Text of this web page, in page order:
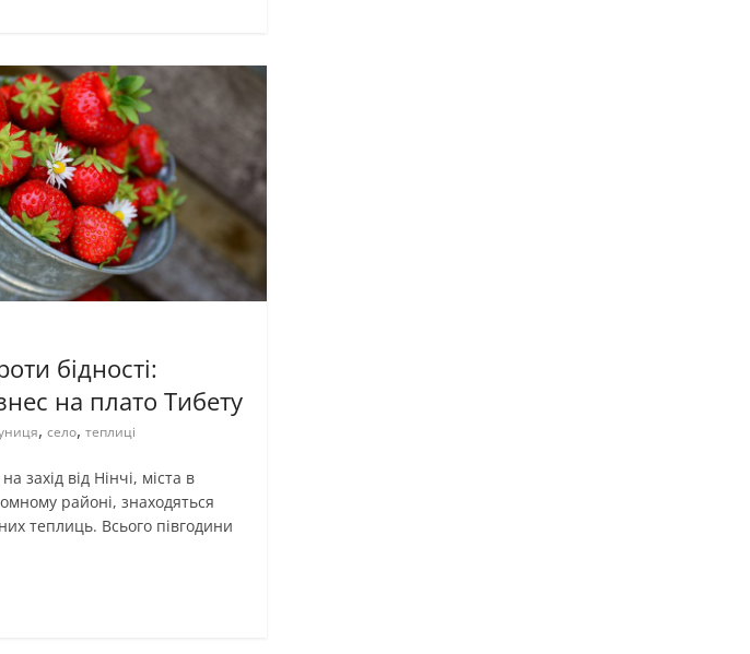
бідності:
на плато Тибету
,село,теплиці
захід від Нінчі, міста в
районі, знаходяться
теплиць. Всього півгодини